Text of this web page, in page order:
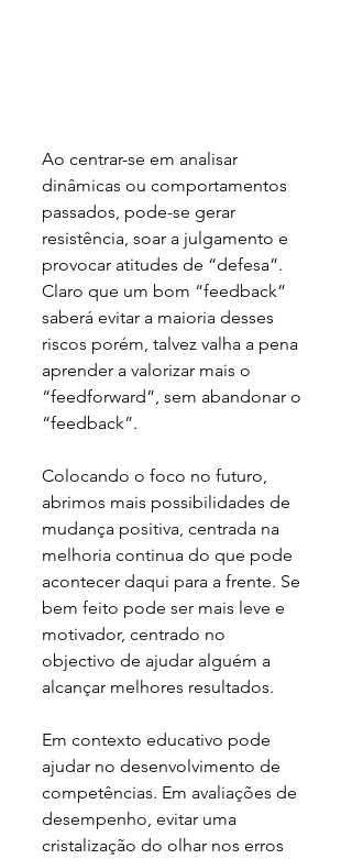
Ao centrar-se em analisar
dinâmicas ou comportamentos
passados, pode-se gerar
resistência, soar a julgamento e
provocar atitudes de “defesa”.
Claro que um bom “feedback”
saberá evitar a maioria desses
riscos porém, talvez valha a pena
aprender a valorizar mais o
“feedforward”, sem abandonar o
“feedback”.
Colocando o foco no futuro,
abrimos mais possibilidades de
mudança positiva, centrada na
melhoria continua do que pode
acontecer daqui para a frente. Se
bem feito pode ser mais leve e
motivador, centrado no
objectivo de ajudar alguém a
alcançar melhores resultados.
Em contexto educativo pode
ajudar no desenvolvimento de
competências. Em avaliações de
desempenho, evitar uma
cristalização do olhar nos erros